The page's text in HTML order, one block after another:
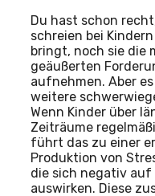
Du hast schon
schreien bei
bringt, noch sie die
geäußerten
aufnehmen. Aber
weitere
Wenn Kinder über
Zeiträume
führt das zu einer
Produktion von
die sich negativ auf
auswirken. Diese